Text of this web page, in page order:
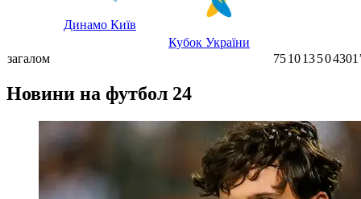
Динамо Київ
Кубок України
загалом 75101350
Новини на футбол 24